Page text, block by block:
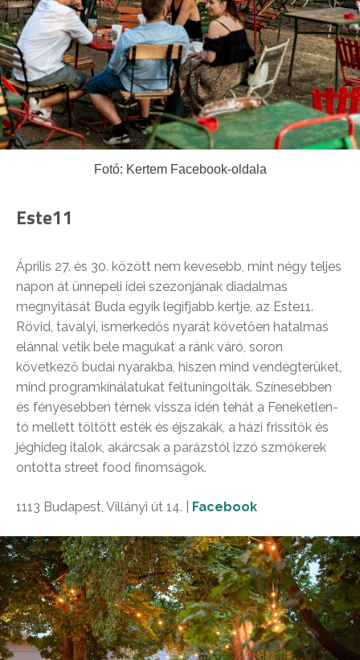
Fotó: Kertem Facebook-oldala
Este11
Április 27. és 30. között nem kevesebb, mint négy teljes
napon át ünnepeli idei szezonjának diadalmas
megnyitását Buda egyik legifjabb kertje, az Este11.
Rövid, tavalyi, ismerkedős nyarát követően hatalmas
elánnal vetik bele magukat a ránk váró, soron
következő budai nyarakba, hiszen mind vendégterüket,
mind programkínálatukat feltuningolták. Színesebben
és fényesebben térnek vissza idén tehát a Feneketlen-
tó mellett töltött esték és éjszakák, a házi frissítők és
jéghideg italok, akárcsak a parázstól izzó szmókerek
ontotta street food finomságok.
1113 Budapest, Villányi út 14. | Facebook